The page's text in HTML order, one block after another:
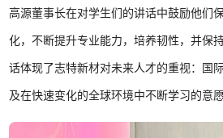
高源董事长在对学生们的讲话中鼓励他们
化，不断提升专业能力，培养韧性，并保
话体现了志特新材对未来人才的重视：国
及在快速变化的全球环境中不断学习的意愿